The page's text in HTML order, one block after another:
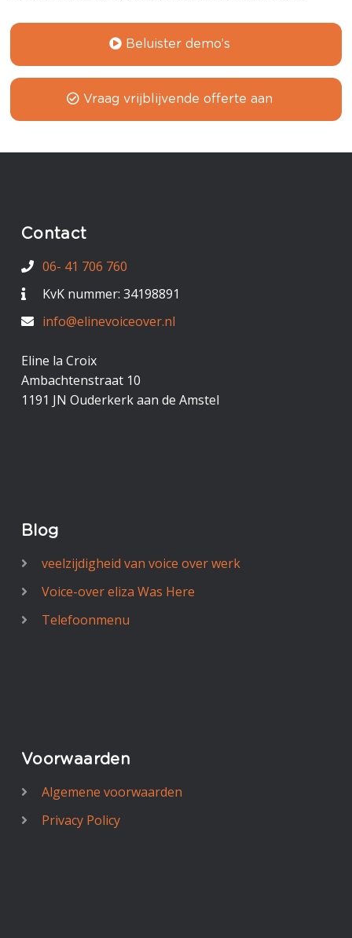
Beluister demo’s
Vraag vrijblijvende offerte aan
Contact
06- 41 706 760
KvK nummer: 34198891
info@elinevoiceover.nl
Eline la Croix
Ambachtenstraat 10
1191 JN Ouderkerk aan de Amstel
Blog
veelzijdigheid van voice over werk
Voice-over eliza Was Here
Telefoonmenu
Voorwaarden
Algemene voorwaarden
Privacy Policy